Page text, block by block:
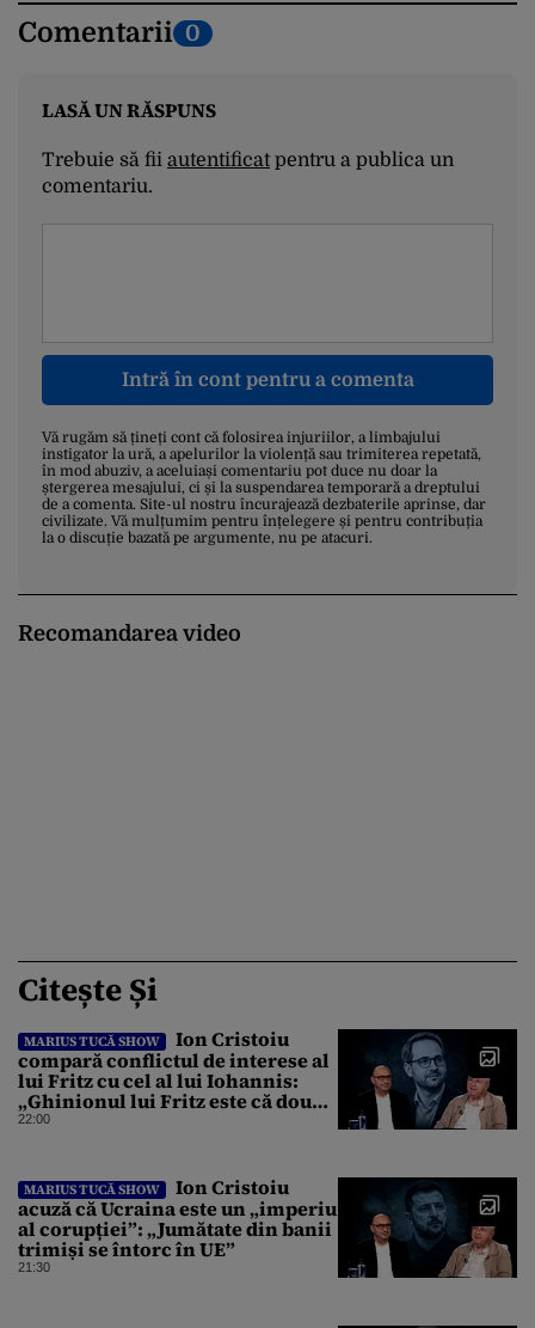
Comentarii 0
LASĂ UN RĂSPUNS
Trebuie să fii autentificatpentru a publica un
comentariu.
Intră în cont pentru a comenta
Vă rugăm să țineți cont că folosirea injuriilor, a limbajului
instigator la ură, a apelurilor la violență sau trimiterea repetată,
în mod abuziv, a aceluiași comentariu pot duce nu doar la
ștergerea mesajului, ci și la suspendarea temporară a dreptului
de a comenta. Site-ul nostru încurajează dezbaterile aprinse, dar
civilizate. Vă mulțumim pentru înțelegere și pentru contribuția
la o discuție bazată pe argumente, nu pe atacuri.
Recomandarea video
Citește Și
MARIUS TUCĂ SHOW
Ion Cristoiu
compară conflictul de interese al
lui Fritz cu cel al lui Iohannis:
„Ghinionul lui Fritz este că două
instanțe l-au declarat
22:00
MARIUS TUCĂ SHOW
Ion Cristoiu
acuză că Ucraina este un „imperiu
al corupției”: „Jumătate din banii
trimiși se întorc în UE”
21:30